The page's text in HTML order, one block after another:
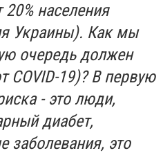
20% населения
Украины). Как мы
очередь должен
COVID-19)? В первую
- это люди,
диабет,
заболевания, это